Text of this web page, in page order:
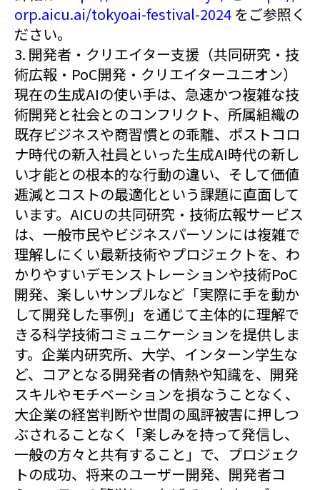
orp.aicu.ai/tokyoai-festival-2024 をご参照く
ださい。
3. 開発者・クリエイター支援（共同研究・技
術広報・PoC開発・クリエイターユニオン）
現在の生成AIの使い手は、急速かつ複雑な技
術開発と社会とのコンフリクト、所属組織の
既存ビジネスや商習慣との乖離、ポストコロ
ナ時代の新入社員といった生成AI時代の新し
い才能との根本的な行動の違い、そして価値
逓減とコストの最適化という課題に直面して
います。AICUの共同研究・技術広報サービス
は、一般市民やビジネスパーソンには複雑で
理解しにくい最新技術やプロジェクトを、わ
かりやすいデモンストレーションや技術PoC
開発、楽しいサンプルなど「実際に手を動か
して開発した事例」を通じて主体的に理解で
きる科学技術コミュニケーションを提供しま
す。企業内研究所、大学、インターン学生な
ど、コアとなる開発者の情熱や知識を、開発
スキルやモチベーションを損なうことなく、
大企業の経営判断や世間の風評被害に押しつ
ぶされることなく「楽しみを持って発信し、
一般の方々と共有すること」で、プロジェク
トの成功、将来のユーザー開発、開発者コ